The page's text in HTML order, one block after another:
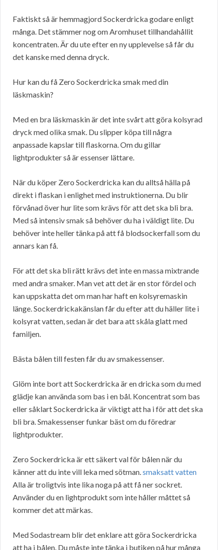
Faktiskt så är hemmagjord Sockerdricka godare enligt
många. Det stämmer nog om Aromhuset tillhandahållit
koncentraten. Är du ute efter en ny upplevelse så får du
det kanske med denna dryck.
Hur kan du få Zero Sockerdricka smak med din
läskmaskin?
Med en bra läskmaskin är det inte svårt att göra kolsyrad
dryck med olika smak. Du slipper köpa till några
anpassade kapslar till flaskorna. Om du gillar
lightprodukter så är essenser lättare.
När du köper Zero Sockerdricka kan du alltså hälla på
direkt i flaskan i enlighet med instruktionerna. Du blir
förvånad över hur lite som krävs för att det ska bli bra.
Med så intensiv smak så behöver du ha i väldigt lite. Du
behöver inte heller tänka på att få blodsockerfall som du
annars kan få.
För att det ska bli rätt krävs det inte en massa mixtrande
med andra smaker. Man vet att det är en stor fördel och
kan uppskatta det om man har haft en kolsyremaskin
länge. Sockerdrickakänslan får du efter att du häller lite i
kolsyrat vatten, sedan är det bara att skåla glatt med
familjen.
Bästa bålen till festen får du av smakessenser.
Glöm inte bort att Sockerdricka är en dricka som du med
glädje kan använda som bas i en bål. Koncentrat som bas
eller såklart Sockerdricka är viktigt att ha i för att det ska
bli bra. Smakessenser funkar bäst om du föredrar
lightprodukter.
Zero Sockerdricka är ett säkert val för bålen när du
känner att du inte vill leka med sötman. smaksatt vatten
Alla är troligtvis inte lika noga på att få ner sockret.
Använder du en lightprodukt som inte håller måttet så
kommer det att märkas.
Med Sodastream blir det enklare att göra Sockerdricka
att ha i bålen. Du måste inte tänka i butiken på hur många